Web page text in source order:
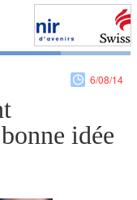
6/08/14
idée